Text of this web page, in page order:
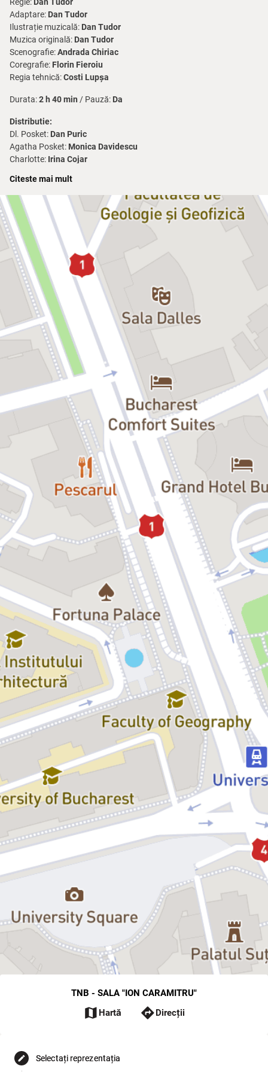
Regie: Dan Tudor
Adaptare: Dan Tudor
Ilustrație muzicală: Dan Tudor
Muzica originală: Dan Tudor
Scenografie:Andrada Chiriac
Coregrafie: Florin Fieroiu
Regia tehnică:Costi Lupșa
Durata:2 h 40 min / Pauză: Da
Distributie:
Dl. Posket: Dan Puric
Agatha Posket: Monica Davidescu
Charlotte: Irina Cojar
Colonelul Lukyn:Dan Tudor
Căpitanul Horace Vale:Marius Rizea
Dl. Bullamy: Dragoş Ionescu
Dl. Wormington:
Tomi Cristin
Wyke:Mihai Munteniţă
Beatie Tomlinson:
Fulvia Folosea
Popham:Afrodita Androne
Inspectorul Messiter:Marcelo-S Cobzariu
Achille Blond:
Daniel Badale
Isidore:Andrei Duban
Marlene:Oana Constantinescu
Polițistul Harris:
Axel Moustache
Polițistul Bird:
Vlad Vîlciu
Polițistul Fox: Adrian Dima
Polițistul Wolf: Ionuț Gurgu
Cine s-ar gândi că viața unui magistrat lângă o soție tânără,
fermecătoare și un adolescent pus pe cele mai năstrușnice fapte
poate fi ușoară? Când rutina zilnică e tulburată de apariția
cumnatei (prinsă între o poveste de amor și un pariu la cursele de
cai) și a prietenului-colonel „în retragere” ‒ amândoi deținătorii unui
secret capital privind moralitatea doamnei Posket ‒ am putea
spune că viața magistratului Aeneas Posket e de-a dreptul
complicată! Dar când însuși omul legii se lasă „surprins” în situații la
limita legii, atunci poți crede că în joc nu e mâna destinului, ci
condeiul celui mai rafinat farceur din teatrul englez al perioadei
victoriene, Sir Arthur Wing Pinero (1855-1934).
Creator de comedii de salon, savurate de un public divers, Arthur
Pinero, comparat adesea cu bulevardierii francezi pentru satira fină
adusă moralei societății engleze la sfârșitul secolului al XIX-lea, este
montat și astăzi cu succes, „Secretul familiei Posket”
(„Magistratul”) fiind unul dintre textele care, de la premiera pe scena
Royal Court, în 1885, a bătut recordul de încasări.
Mizând în mare parte pe echipa cu care a împărțit reușita
„Titanicului...”, Dan Tudor – regizor recunoscut pentru spectacolele
sale cu imens succes de public – ne invită, de această dată, să
evadăm într-o fantezie comică burlescă, debordând de culori
îndrăznețe și energie, momente de haz și gaguri uimitoare care
amintesc de maeștrii filmului mut Mack Sennett sau Buster Keaton,
dar și de mai recenții regi ai umorului Jacques Tati, Louis de Funès
sau Peter Sellers. Haideți, să descoperim împreună secretele unei
lumi ascunse sub masca puritanismului grație invențiilor regizorale
și interpretărilor actoricești de un umor teribil.
Citeste mai mult
TNB - SALA "ION CARAMITRU"
map Hartă directions Direcții
edit Selectați reprezentația